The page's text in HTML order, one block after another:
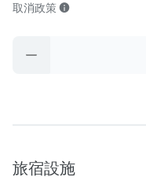
取消政策
旅宿設施